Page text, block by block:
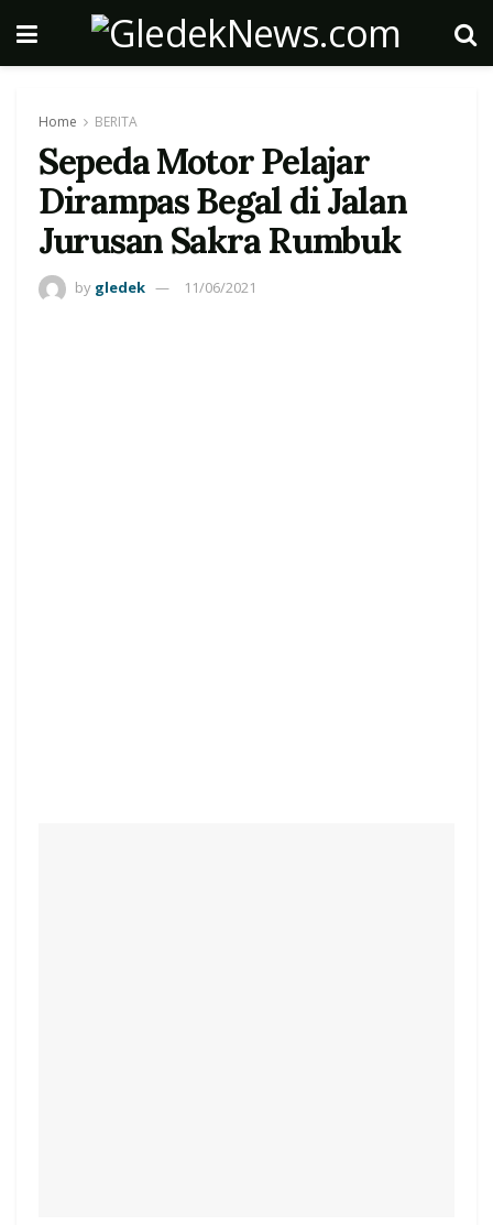
Home BERITA
Sepeda Motor Pelajar
Dirampas Begal di Jalan
Jurusan Sakra Rumbuk
by gledek 11/06/2021